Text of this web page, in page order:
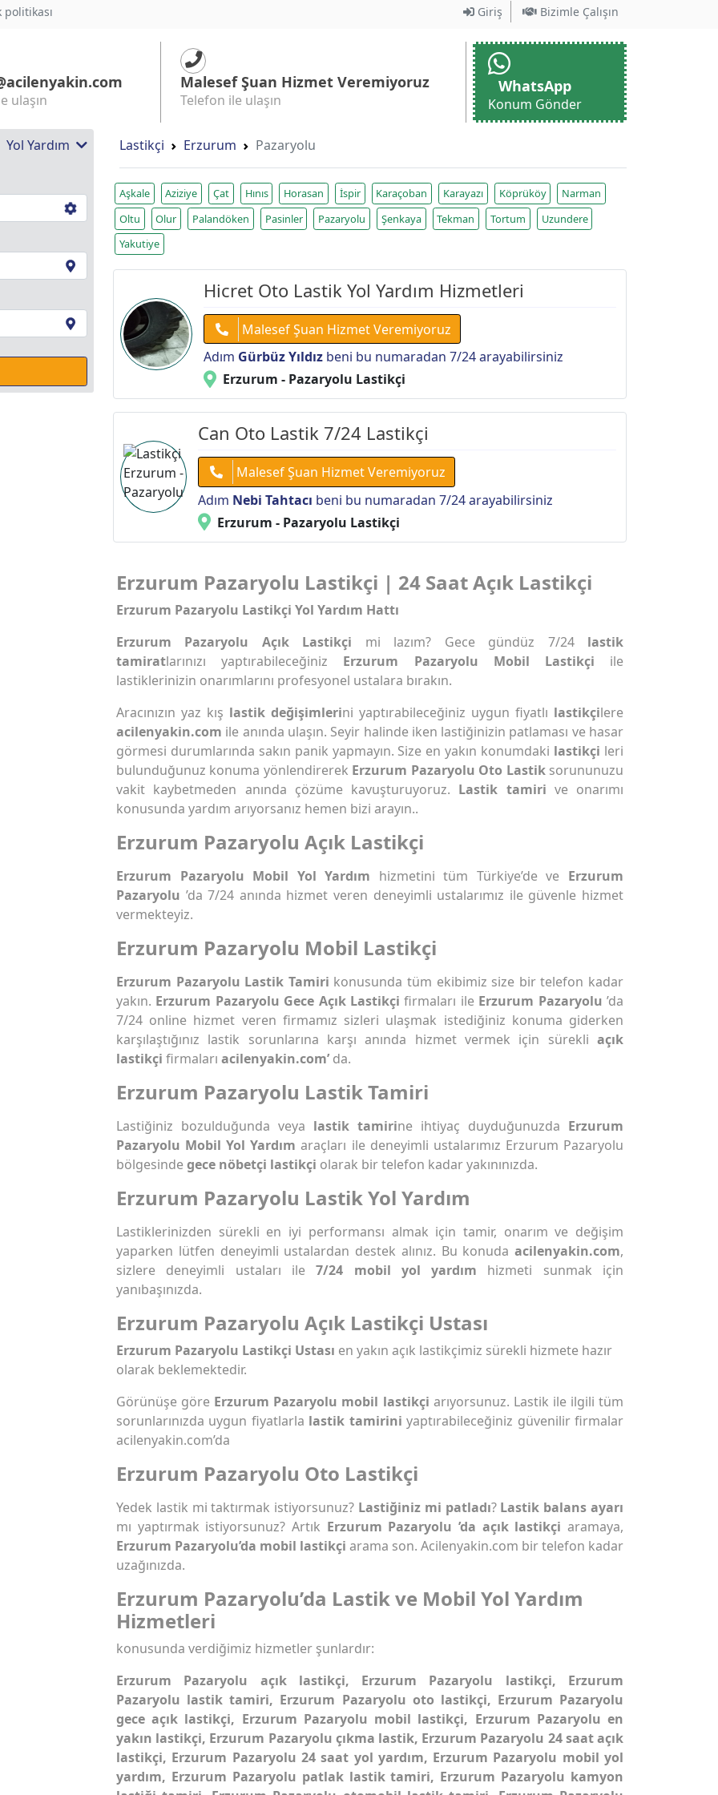
Giriş Bizimle Çalışın
ulaşın
Malesef Şuan Hizmet Veremiyoruz
Telefon ile ulaşın
WhatsApp
Konum Gönder
Yardım Lastikçi Erzurum Pazaryolu
Aşkale Aziziye Çat Hınıs Horasan İspir Karaçoban Karayazı Köprüköy
Narman
Oltu
Olur Palandöken Pasinler Pazaryolu Şenkaya Tekman Tortum
Uzundere
Yakutiye
Hicret Oto Lastik Yol Yardım Hizmetleri
Malesef Şuan Hizmet Veremiyoruz
Adım Gürbüz Yıldız beni bu numaradan 7/24 arayabilirsiniz
Erzurum - Pazaryolu Lastikçi
Can Oto Lastik 7/24 Lastikçi
Malesef Şuan Hizmet Veremiyoruz
Adım Nebi Tahtacı beni bu numaradan 7/24 arayabilirsiniz
Erzurum - Pazaryolu Lastikçi
Erzurum Pazaryolu Lastikçi | 24 Saat Açık Lastikçi
Erzurum Pazaryolu Lastikçi Yol Yardım Hattı
Erzurum Pazaryolu Açık Lastikçi mi lazım? Gece gündüz 7/24 lastik
tamiratlarınızı yaptırabileceğiniz Erzurum Pazaryolu Mobil Lastikçi ile
lastiklerinizin onarımlarını profesyonel ustalara bırakın.
Aracınızın yaz kış lastik değişimlerini yaptırabileceğiniz uygun fiyatlı lastikçilere
acilenyakin.com ile anında ulaşın. Seyir halinde iken lastiğinizin patlaması ve hasar
görmesi durumlarında sakın panik yapmayın. Size en yakın konumdaki lastikçi leri
bulunduğunuz konuma yönlendirerek Erzurum Pazaryolu Oto Lastiksorununuzu
vakit kaybetmeden anında çözüme kavuşturuyoruz. Lastik tamiri ve onarımı
konusunda yardım arıyorsanız hemen bizi arayın..
Erzurum Pazaryolu Açık Lastikçi
Erzurum Pazaryolu Mobil Yol Yardım hizmetini tüm Türkiye’de ve Erzurum
Pazaryolu ’da 7/24 anında hizmet veren deneyimli ustalarımız ile güvenle hizmet
vermekteyiz.
Erzurum Pazaryolu Mobil Lastikçi
Erzurum Pazaryolu Lastik Tamiri konusunda tüm ekibimiz size bir telefon kadar
yakın. Erzurum Pazaryolu Gece Açık Lastikçi firmaları ile Erzurum Pazaryolu’da
7/24 online hizmet veren firmamız sizleri ulaşmak istediğiniz konuma giderken
karşılaştığınız lastik sorunlarına karşı anında hizmet vermek için sürekli açık
lastikçi firmaları acilenyakin.com’ da.
Erzurum Pazaryolu Lastik Tamiri
Lastiğiniz bozulduğunda veya lastik tamirine ihtiyaç duyduğunuzda Erzurum
Pazaryolu Mobil Yol Yardımaraçları ile deneyimli ustalarımız Erzurum Pazaryolu
bölgesindegece nöbetçi lastikçi olarak bir telefon kadar yakınınızda.
Erzurum Pazaryolu Lastik Yol Yardım
Lastiklerinizden sürekli en iyi performansı almak için tamir, onarım ve değişim
yaparken lütfen deneyimli ustalardan destek alınız. Bu konuda acilenyakin.com,
sizlere deneyimli ustaları ile7/24 mobil yol yardım hizmeti sunmak için
yanıbaşınızda.
Erzurum Pazaryolu Açık Lastikçi Ustası
Erzurum Pazaryolu Lastikçi Ustası en yakın açık lastikçimiz sürekli hizmete hazır
olarak beklemektedir.
Görünüşe göre Erzurum Pazaryolu mobil lastikçi arıyorsunuz. Lastik ile ilgili tüm
sorunlarınızda uygun fiyatlarla lastik tamirini yaptırabileceğiniz güvenilir firmalar
acilenyakin.com’da
Erzurum Pazaryolu Oto Lastikçi
Yedek lastik mi taktırmak istiyorsunuz? Lastiğiniz mi patladı? Lastik balans ayarı
mı yaptırmak istiyorsunuz? Artık Erzurum Pazaryolu ’da açık lastikçiaramaya,
Erzurum Pazaryolu’da mobil lastikçi arama son. Acilenyakin.com bir telefon kadar
uzağınızda.
Erzurum Pazaryolu’da Lastik ve Mobil Yol Yardım
Hizmetleri
konusunda verdiğimiz hizmetler şunlardır:
Erzurum Pazaryolu açık lastikçi, Erzurum Pazaryolu lastikçi, Erzurum
Pazaryolu lastik tamiri, Erzurum Pazaryolu oto lastikçi, Erzurum Pazaryolu
gece açık lastikçi, Erzurum Pazaryolu mobil lastikçi, Erzurum Pazaryolu en
yakın lastikçi, Erzurum Pazaryolu çıkma lastik, Erzurum Pazaryolu 24 saat açık
lastikçi, Erzurum Pazaryolu 24 saat yol yardım, Erzurum Pazaryolu mobil yol
yardım, Erzurum Pazaryolu patlak lastik tamiri, Erzurum Pazaryolu kamyon